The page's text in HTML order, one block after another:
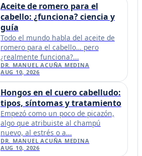
Aceite de romero para el
cabello: ¿funciona? ciencia y
guía
Todo el mundo habla del aceite de
romero para el cabello… pero
¿realmente funciona?...
DR. MANUEL ACUÑA MEDINA
AUG 10, 2026
Hongos en el cuero cabelludo:
tipos, síntomas y tratamiento
Empezó como un poco de picazón,
algo que atribuiste al champú
nuevo, al estrés o a...
DR. MANUEL ACUÑA MEDINA
AUG 10, 2026